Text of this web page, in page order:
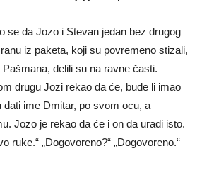
se da Jozo i Stevan jedan bez drugog
iz paketa, koji su povremeno stizali,
delili su na ravne časti.
drugu Jozi rekao da će, bude li imao
ime Dmitar, po svom ocu, a
Jozo je rekao da će i on da uradi isto.
ruke.“ „Dogovoreno?“ „Dogovoreno.“